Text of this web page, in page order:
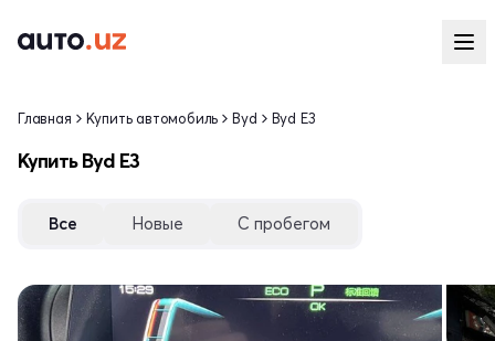
Главная Купить автомобиль Byd Byd E3
Купить Byd E3
Все Новые С пробегом